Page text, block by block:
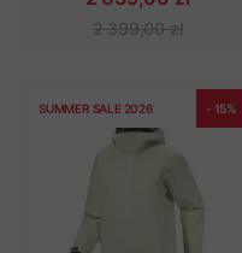
2 399,00 zł
SUMMER SALE 2026 - 15%